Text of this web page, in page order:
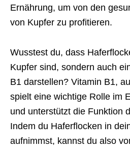
Ernährung, um von den
von Kupfer zu profitieren.
Wusstest du, dass
Kupfer sind, sondern auch
B1 darstellen? Vitamin B1,
spielt eine wichtige Rolle im
und unterstützt die Funktion
Indem du Haferflocken in
aufnimmst, kannst du also